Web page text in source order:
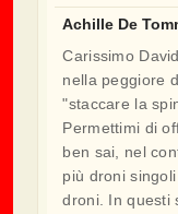
Achille De
Carissimo
nella peggiore
"staccare la
Permettimi di
ben sai, nel
più droni
droni. In questi